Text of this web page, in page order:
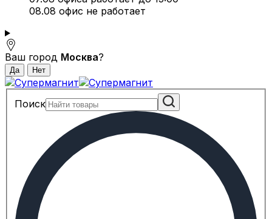
08.08 офис не работает
Ваш город Москва?
Поиск